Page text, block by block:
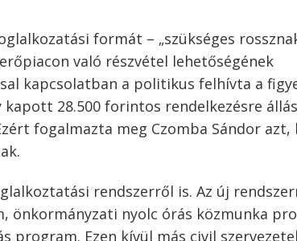
formát – „szükséges
való részvétel lehetőségének
kapcsolatban a politikus felhívta a
28.500 forintos rendelkezésre
fogalmazta meg Czomba Sándor azt,
rendszerről is. Az új
önkormányzati nyolc órás közmunka
program. Ezen kívül más civil